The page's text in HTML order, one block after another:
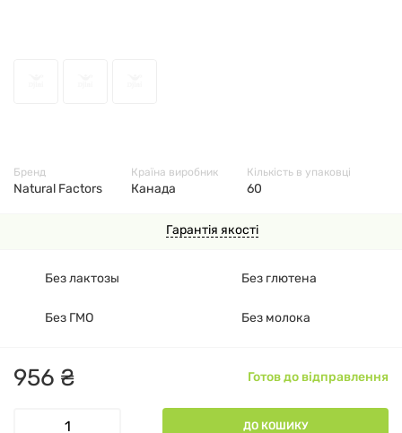
Гарантія якості
956 ₴ Готов до відправлення
ДО КОШИКУ
Без лактозы Без глютена
Без ГМО Без молока
Бренд
Natural Factors
Країна виробник
Канада
Кількість в упаковці
60